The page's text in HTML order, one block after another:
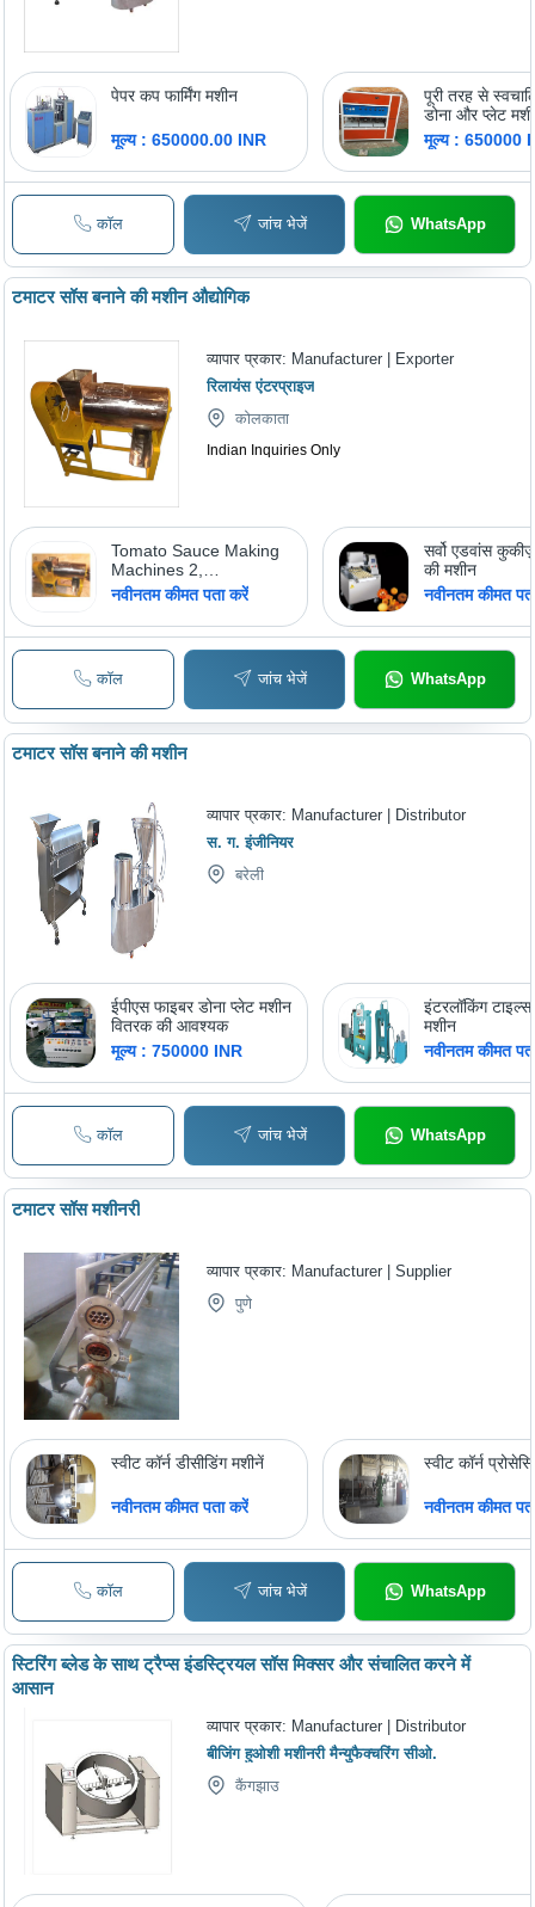
पेपर कप फार्मिंग मशीन
मूल्य : 650000.00 INR
पूरी तरह से
डोना और प्लेट
मूल्य : 650000
कॉल जांच भेजें WhatsApp
टमाटर सॉस बनाने की मशीन औद्योगिक
व्यापार प्रकार: Manufacturer | Exporter
रिलायंस एंटरप्राइज
कोलकाता
Indian Inquiries Only
Tomato Sauce Making
Machines 2,
Usage/Application:
नवीनतम कीमत पता करें
सर्वो एडवांस
की मशीन
नवीनतम कीमत
कॉल जांच भेजें WhatsApp
टमाटर सॉस बनाने की मशीन
व्यापार प्रकार: Manufacturer | Distributor
स. ग. इंजीनियर
बरेली
ईपीएस फाइबर डोना प्लेट मशीन
वितरक की आवश्यक
मूल्य : 750000 INR
इंटरलॉकिंग
मशीन
नवीनतम कीमत
कॉल जांच भेजें WhatsApp
टमाटर सॉस मशीनरी
व्यापार प्रकार: Manufacturer | Supplier
पुणे
स्वीट कॉर्न डीसीडिंग मशीनें
नवीनतम कीमत पता करें
स्वीट कॉर्न
नवीनतम कीमत
कॉल जांच भेजें WhatsApp
स्टिरिंग ब्लेड के साथ ट्रैप्स इंडस्ट्रियल सॉस मिक्सर और संचालित करने में
आसान
व्यापार प्रकार: Manufacturer | Distributor
बीजिंग हुओशी मशीनरी मैन्युफैक्चरिंग सीओ.
कैंगझाउ